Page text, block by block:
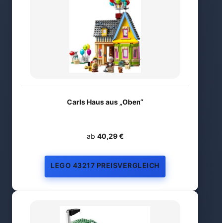
Carls Haus aus „Oben“
ab 40,29 €
LEGO 43217 PREISVERGLEICH